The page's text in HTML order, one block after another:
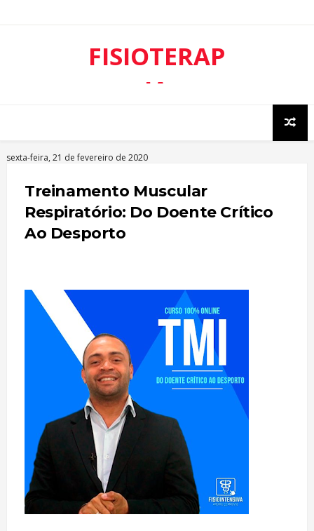
FISIOTERAP
IA
RIA
sexta-feira, 21 de fevereiro de 2020
Treinamento Muscular
Respiratório: Do Doente Crítico
Ao Desporto